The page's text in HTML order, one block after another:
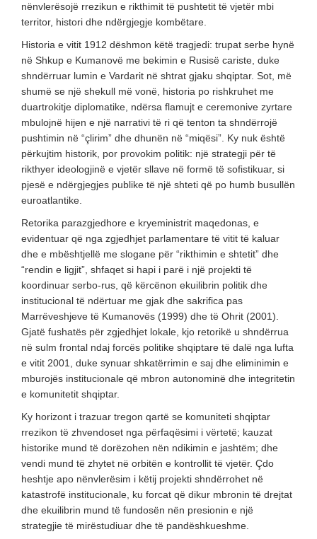
nënvlerësojë rrezikun e rikthimit të pushtetit të vjetër mbi
territor, histori dhe ndërgjegje kombëtare.
Historia e vitit 1912 dëshmon këtë tragjedi: trupat serbe hynë
në Shkup e Kumanovë me bekimin e Rusisë cariste, duke
shndërruar lumin e Vardarit në shtrat gjaku shqiptar. Sot, më
shumë se një shekull më vonë, historia po rishkruhet me
duartrokitje diplomatike, ndërsa flamujt e ceremonive zyrtare
mbulojnë hijen e një narrativi të ri që tenton ta shndërrojë
pushtimin në “çlirim” dhe dhunën në “miqësi”. Ky nuk është
përkujtim historik, por provokim politik: një strategji për të
rikthyer ideologjinë e vjetër sllave në formë të sofistikuar, si
pjesë e ndërgjegjes publike të një shteti që po humb busullën
euroatlantike.
Retorika parazgjedhore e kryeministrit maqedonas, e
evidentuar që nga zgjedhjet parlamentare të vitit të kaluar
dhe e mbështjellë me slogane për “rikthimin e shtetit” dhe
“rendin e ligjit”, shfaqet si hapi i parë i një projekti të
koordinuar serbo-rus, që kërcënon ekuilibrin politik dhe
institucional të ndërtuar me gjak dhe sakrifica pas
Marrëveshjeve të Kumanovës (1999) dhe të Ohrit (2001).
Gjatë fushatës për zgjedhjet lokale, kjo retorikë u shndërrua
në sulm frontal ndaj forcës politike shqiptare të dalë nga lufta
e vitit 2001, duke synuar shkatërrimin e saj dhe eliminimin e
mburojës institucionale që mbron autonominë dhe integritetin
e komunitetit shqiptar.
Ky horizont i trazuar tregon qartë se komuniteti shqiptar
rrezikon të zhvendoset nga përfaqësimi i vërtetë; kauzat
historike mund të dorëzohen nën ndikimin e jashtëm; dhe
vendi mund të zhytet në orbitën e kontrollit të vjetër. Çdo
heshtje apo nënvlerësim i këtij projekti shndërrohet në
katastrofë institucionale, ku forcat që dikur mbronin të drejtat
dhe ekuilibrin mund të fundosën nën presionin e një
strategjie të mirëstudiuar dhe të pandëshkueshme.